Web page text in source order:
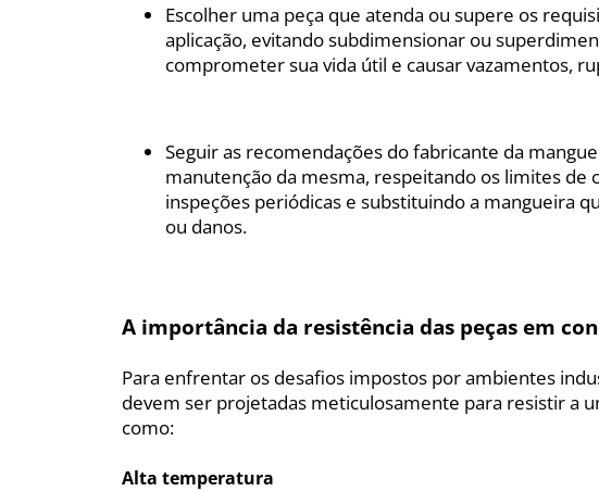
Escolher uma peça que atenda ou supere os
aplicação, evitando subdimensionar ou
comprometer sua vida útil e causar vazamentos,
Seguir as recomendações do fabricante da
manutenção da mesma, respeitando os limites de
inspeções periódicas e substituindo a mangueira
ou danos.
A importância da resistência das peças em
Para enfrentar os desafios impostos por ambientes
devem ser projetadas meticulosamente para resistir a
como:
Alta temperatura